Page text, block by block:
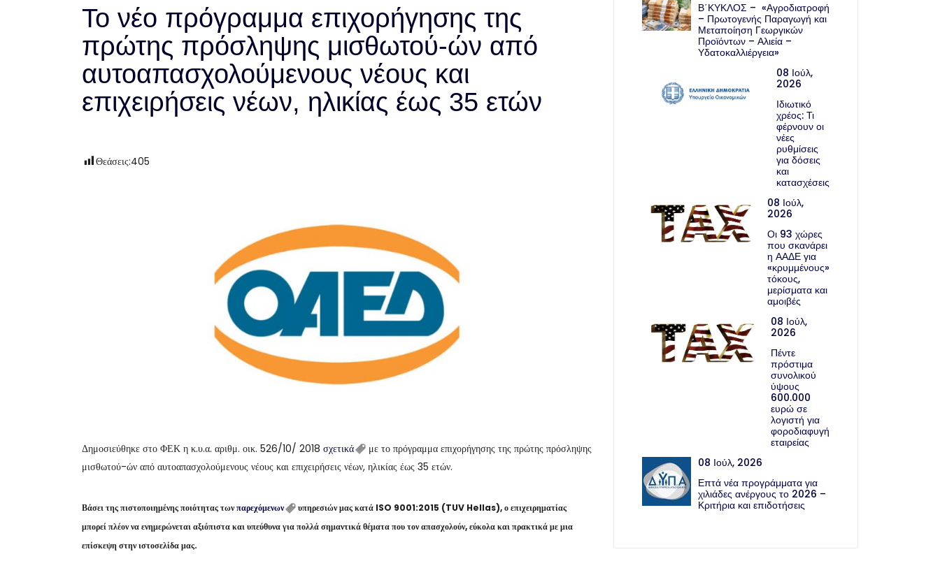
Το νέο πρόγραμμα επιχορήγησης της
πρώτης πρόσληψης μισθωτού-ών από
αυτοαπασχολούμενους νέους και
επιχειρήσεις νέων, ηλικίας έως 35 ετών
Θεάσεις:405
Δημοσιεύθηκε στο ΦΕΚ η κ.υ.α. αριθμ. οικ. 526/10/ 2018 σχετικά
με το πρόγραμμα επιχορήγησης της πρώτης πρόσληψης
μισθωτού-ών από αυτοαπασχολούμενους νέους και επιχειρήσεις νέων, ηλικίας έως 35 ετών.
Βάσει της πιστοποιημένης ποιότητας τωνπαρεχόμενων
υπηρεσιών μας κατά ISO 9001:2015 (TUV Hellas), ο επιχειρηματίας
μπορεί πλέον να ενημερώνεται αξιόπιστα και υπεύθυνα για πολλά σημαντικά θέματα που τον απασχολούν, εύκολα και πρακτικά με μια
επίσκεψη στην ιστοσελίδα μας.
Β΄ΚΥΚΛΟΣ – «Αγροδιατροφή
– Πρωτογενής Παραγωγή και
Μεταποίηση Γεωργικών
Προϊόντων – Αλιεία –
Υδατοκαλλιέργεια»
08 Ιούλ,
2026
Ιδιωτικό
χρέος: Τι
φέρνουν οι
νέες
ρυθμίσεις
για δόσεις
και
κατασχέσεις
08 Ιούλ,
2026
Οι 93 χώρες
που σκανάρει
η ΑΑΔΕ για
«κρυμμένους»
τόκους,
μερίσματα και
αμοιβές
08 Ιούλ,
2026
Πέντε
πρόστιμα
συνολικού
ύψους
600.000
ευρώ σε
λογιστή για
φοροδιαφυγή
εταιρείας
08 Ιούλ, 2026
Επτά νέα προγράμματα για
χιλιάδες ανέργους το 2026 –
Κριτήρια και επιδοτήσεις